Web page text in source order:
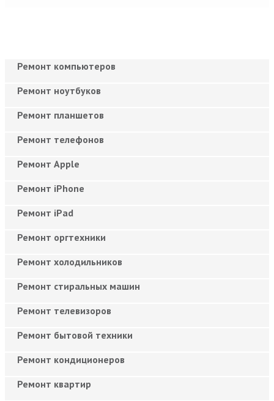
Ремонт компьютеров
Ремонт ноутбуков
Ремонт планшетов
Ремонт телефонов
Ремонт Apple
Ремонт iPhone
Ремонт iPad
Ремонт оргтехники
Ремонт холодильников
Ремонт стиральных машин
Ремонт телевизоров
Ремонт бытовой техники
Ремонт кондиционеров
Ремонт квартир